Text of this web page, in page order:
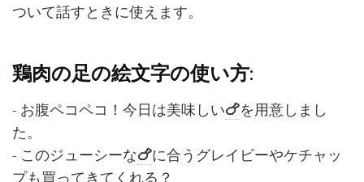
ついて話すときに使えます。
鶏肉の足の絵文字の使い方:
- お腹ペコペコ！今日は美味しい🍗を用意しまし
た。
- このジューシーな🍗に合うグレイビーやケチャッ
プも買ってきてくれる？